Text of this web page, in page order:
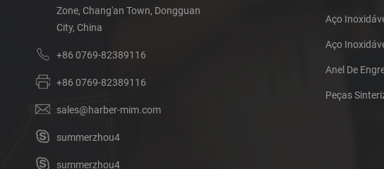
Zone, Chang'an Town, Dongguan
City, China
+86 0769-82389116
+86 0769-82389116
sales@harber-mim.com
summerzhou4
summerzhou4